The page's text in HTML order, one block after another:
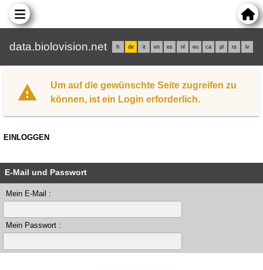
data.biolovision.net fr de it en es nl eu ca pl rs lv
Um auf die gewünschte Seite zugreifen zu
können, ist ein Login erforderlich.
EINLOGGEN
E-Mail und Passwort
Mein E-Mail :
Mein Passwort :